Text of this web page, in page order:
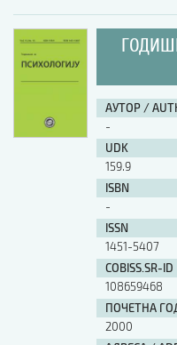
ISSN
COBISS.SR-ID
АУТОР /
-
UDK
159.9
ISBN
-
ISSN
1451-5407
COBISS.SR-ID
108659468
ПОЧЕТНА
2000